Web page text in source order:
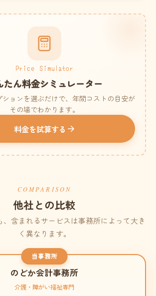
Price Simulator
たん料金シミュレーター
ションを選ぶだけで、年間コストの目安が
その場でわかります。
料金を試算する
COMPARISON
他社との比較
、含まれるサービスは事務所によって大き
く異なります。
当事務所
のどか会計事務所
介護・障がい福祉専門